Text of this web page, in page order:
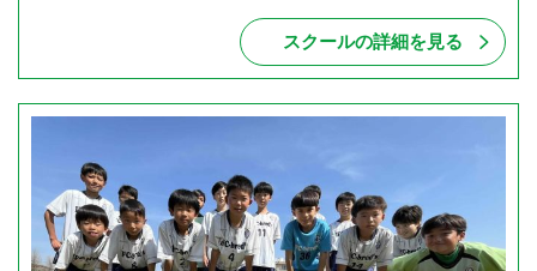
スクールの詳細を見る